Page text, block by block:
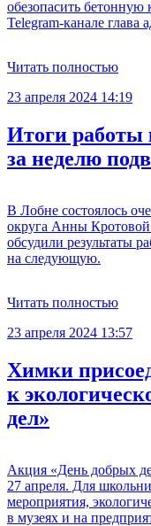
обезопасить
Telegram-канале
Читать полностью
23 апреля 2024 14:19
Итоги работы
за неделю
В Лобне состоялось
округа Анны Кротовой
обсудили результаты
на следующую.
Читать полностью
23 апреля 2024 13:57
Химки
к
дел»
Акция «День добрых
27 апреля. Для
мероприятия,
в музеях и на